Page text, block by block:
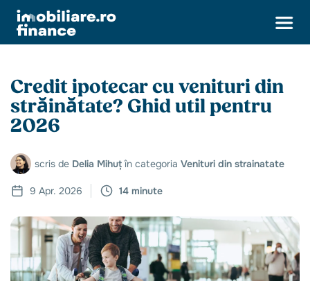
Credit ipotecar cu venituri din
străinătate? Ghid util pentru
2026
scris de Delia Mihuțîn categoria Venituri din strainatate
9 Apr. 2026 14 minute